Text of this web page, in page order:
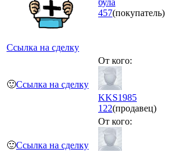
Ссылка на сделку
457(покупатель)
🙂Ссылка на сделку
От кого:
KKS1985
122(продавец)
🙂Ссылка на сделку
От кого: